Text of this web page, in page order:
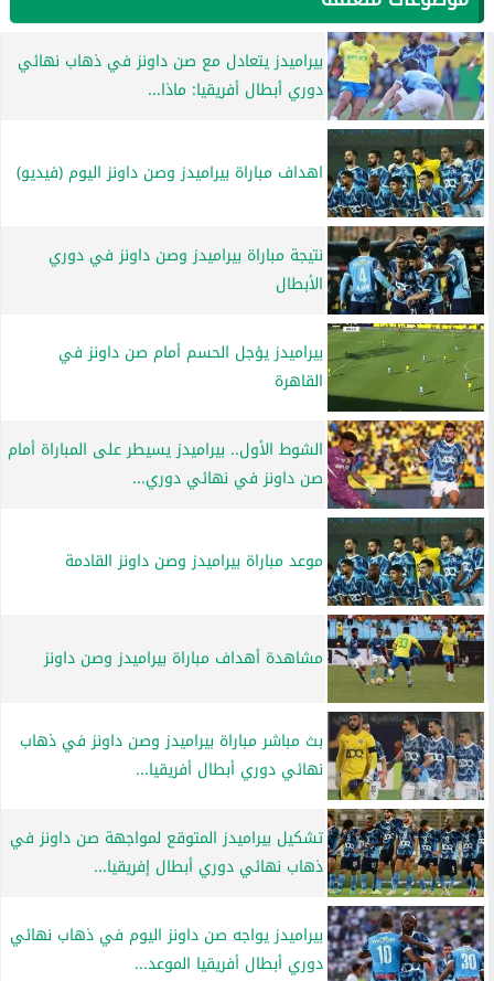
بيراميدز يتعادل مع صن داونز في ذهاب نهائي
دوري أبطال أفريقيا: ماذا...
اهداف مباراة بيراميدز وصن داونز اليوم (فيديو)
نتيجة مباراة بيراميدز وصن داونز في دوري
الأبطال
بيراميدز يؤجل الحسم أمام صن داونز في
القاهرة
الشوط الأول.. بيراميدز يسيطر على المباراة أمام
صن داونز في نهائي دوري...
موعد مباراة بيراميدز وصن داونز القادمة
مشاهدة أهداف مباراة بيراميدز وصن داونز
بث مباشر مباراة بيراميدز وصن داونز في ذهاب
نهائي دوري أبطال أفريقيا...
تشكيل بيراميدز المتوقع لمواجهة صن داونز في
ذهاب نهائي دوري أبطال إفريقيا...
بيراميدز يواجه صن داونز اليوم في ذهاب نهائي
دوري أبطال أفريقيا الموعد...